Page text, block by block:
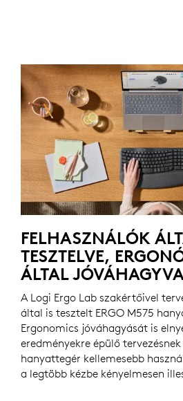
FELHASZNÁLÓK
TESZTELVE,
ÁLTAL
A Logi Ergo Lab szakértőivel
által is tesztelt ERGO M575
Ergonomics jóváhagyását is
eredményekre épülő
hanyattegér kellemesebb
a legtöbb kézbe kényelmesen